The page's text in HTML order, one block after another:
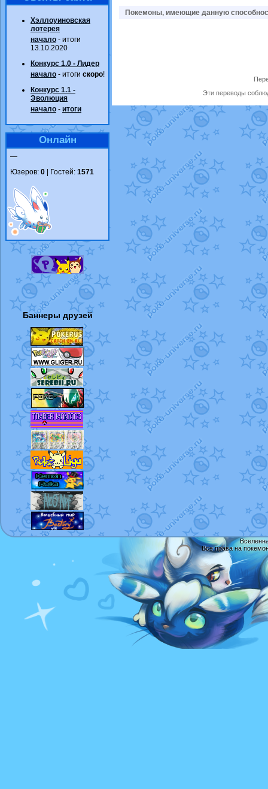
Хэллоуиновская
лотерея
начало - итоги
13.10.2020
Конкурс 1.0 - Лидер
начало - итоги скоро!
Конкурс 1.1 -
Эволюция
начало - итоги
Онлайн
—
Юзеров: 0 | Гостей: 1571
Баннеры друзей
Покемоны, имеющие данную
Эти переводы
Все права на